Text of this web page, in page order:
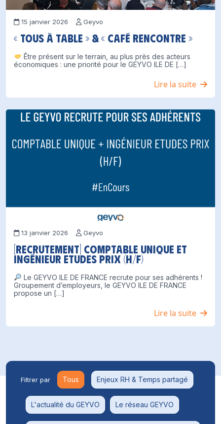
15 janvier 2026 Geyvo
« Tous à table » & « Café Rencontre »
Être présent sur le terrain, au plus près des acteurs
économiques : une priorité pour le GEYVO ILE DE […]
Lire la suite
13 janvier 2026 Geyvo
[Recrutement] Comptable unique et
Ingénieur Etudes Prix (H/F)
Le GEYVO ILE DE FRANCE recrute pour ses adhérents !
Groupement d’employeurs, le GEYVO ILE DE FRANCE
propose un […]
Lire la suite
Filtrer par Tous Enjeux RH & Temps partagé
L'actualité du GEYVO Le réseau GEYVO